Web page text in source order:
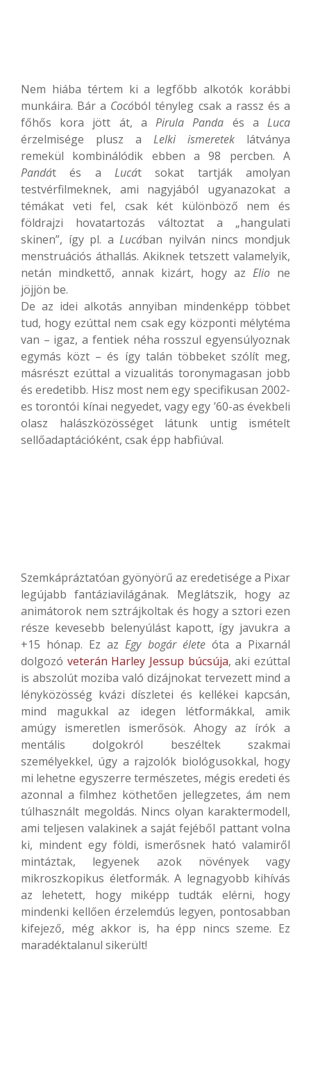
Nem hiába tértem ki a legfőbb alkotók korábbi
munkáira. Bár a Cocóból tényleg csak a rassz és a
főhős kora jött át, aPirula Panda és aLuca
érzelmisége plusz a Lelki ismeretek látványa
remekül kombinálódik ebben a 98 percben. A
Pandát és a Lucát sokat tartják amolyan
testvérfilmeknek, ami nagyjából ugyanazokat a
témákat veti fel, csak két különböző nem és
földrajzi hovatartozás változtat a „hangulati
skinen”, így pl. aLucában nyilván nincs mondjuk
menstruációs áthallás. Akiknek tetszett valamelyik,
netán mindkettő, annak kizárt, hogy az Elio ne
jöjjön be.
De az idei alkotás annyiban mindenképp többet
tud, hogy ezúttal nem csak egy központi mélytéma
van – igaz, a fentiek néha rosszul egyensúlyoznak
egymás közt – és így talán többeket szólít meg,
másrészt ezúttal a vizualitás toronymagasan jobb
és eredetibb. Hisz most nem egy specifikusan 2002-
es torontói kínai negyedet, vagy egy ’60-as évekbeli
olasz halászközösséget látunk untig ismételt
sellőadaptációként, csak épp habfiúval.
Szemkápráztatóan gyönyörű az eredetisége a Pixar
legújabb fantáziavilágának. Meglátszik, hogy az
animátorok nem sztrájkoltak és hogy a sztori ezen
része kevesebb belenyúlást kapott, így javukra a
+15 hónap. Ez azEgy bogár életeóta a Pixarnál
dolgozó veterán Harley Jessup búcsúja, aki ezúttal
is abszolút moziba való dizájnokat tervezett mind a
lényközösség kvázi díszletei és kellékei kapcsán,
mind magukkal az idegen létformákkal, amik
amúgy ismeretlen ismerősök. Ahogy az írók a
mentális dolgokról beszéltek szakmai
személyekkel, úgy a rajzolók biológusokkal, hogy
mi lehetne egyszerre természetes, mégis eredeti és
azonnal a filmhez köthetően jellegzetes, ám nem
túlhasznált megoldás. Nincs olyan karaktermodell,
ami teljesen valakinek a saját fejéből pattant volna
ki, mindent egy földi, ismerősnek ható valamiről
mintáztak, legyenek azok növények vagy
mikroszkopikus életformák. A legnagyobb kihívás
az lehetett, hogy miképp tudták elérni, hogy
mindenki kellően érzelemdús legyen, pontosabban
kifejező, még akkor is, ha épp nincs szeme. Ez
maradéktalanul sikerült!